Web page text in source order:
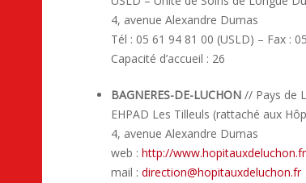
4, avenue Alexandre Dumas
Tél : 05 61 94 81 00 (USLD) – Fax :
Capacité d’accueil : 26
BAGNERES-DE-LUCHON // Pays de
EHPAD Les Tilleuls (rattaché aux
4, avenue Alexandre Dumas
web : http://www.hopitauxdeluchon.fr
mail : direction@hopitauxdeluchon.fr